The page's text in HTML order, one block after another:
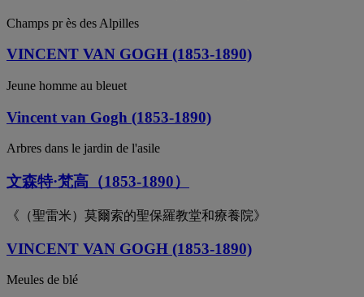
Champs pr ès des Alpilles
VINCENT VAN GOGH (1853-1890)
Jeune homme au bleuet
Vincent van Gogh (1853-1890)
Arbres dans le jardin de l'asile
文森特·梵高（1853-1890）
《（聖雷米）莫爾索的聖保羅教堂和療養院》
VINCENT VAN GOGH (1853-1890)
Meules de blé